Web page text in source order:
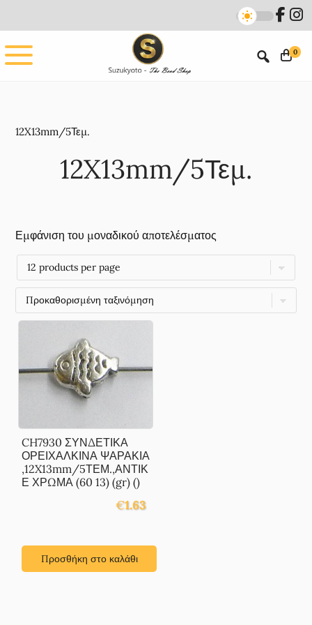
main
content
footer
0
12X13mm/5Τεμ.
12X13mm/5Τεμ.
Εμφάνιση του μοναδικού αποτελέσματος
CH7930 ΣΥΝΔΕΤΙΚΑ
ΟΡΕΙΧΑΛΚΙΝΑ ΨΑΡΑΚΙΑ
,12X13mm/5ΤΕΜ.,ΑΝΤΙΚ
Ε ΧΡΩΜΑ (60 13) (gr) ()
€1.63
Προσθήκη στο καλάθι